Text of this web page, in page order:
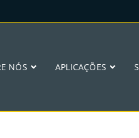
NÓS APLICAÇÕES